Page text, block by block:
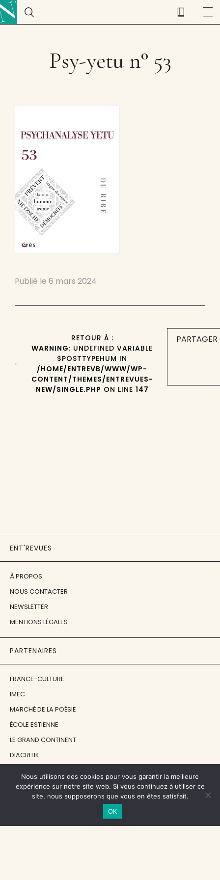
Psy-yetu n° 53
Publié le 6 mars 2024
RETOUR À :
WARNING: UNDEFINED VARIABLE
$POSTTYPEHUM IN
/HOME/ENTREVB/WWW/WP-
CONTENT/THEMES/ENTREVUES-
NEW/SINGLE.PHP ON LINE 147
ENT'REVUES
À PROPOS
NOUS CONTACTER
NEWSLETTER
MENTIONS LÉGALES
PARTENAIRES
FRANCE-CULTURE
IMEC
MARCHÉ DE LA POÉSIE
ÉCOLE ESTIENNE
LE GRAND CONTINENT
DIACRITIK
NOS SOUTIENS
CENTRE NATIONAL DU LIVRE
Nous utilisons des cookies pour vous garantir la meilleure
expérience sur notre site web. Si vous continuez à utiliser ce
site, nous supposerons que vous en êtes satisfait.
OK